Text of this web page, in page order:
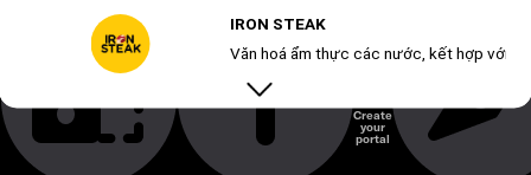
IRON STEAK
Văn hoá ẩm thực các nước, kết hợp với
Unmute
Iron Steak – Chuỗi steakhouse nổi bật với bò bít tết trên
chảo nóng và mức giá hợp lý cho giới trẻ.
Create
your
portal